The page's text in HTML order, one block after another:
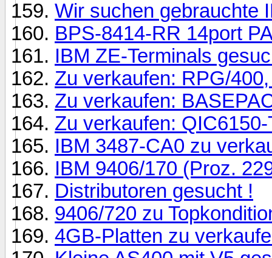
Wir suchen gebrauchte
BPS-8414-RR 14port
IBM ZE-Terminals
Zu verkaufen: RPG/
Zu verkaufen:
Zu verkaufen:
IBM 3487-CA0 zu
IBM 9406/170 (Proz.
Distributoren gesucht !
9406/720 zu
4GB-Platten zu